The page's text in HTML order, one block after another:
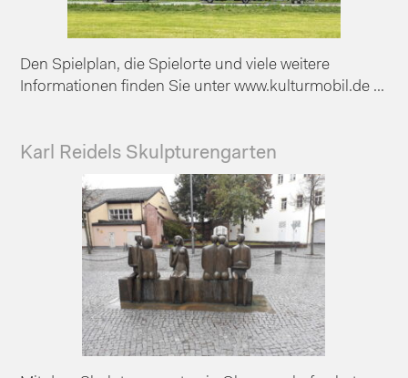
Den Spielplan, die Spielorte und viele weitere
Informationen finden Sie unter www.kulturmobil.de ...
Karl Reidels Skulpturengarten